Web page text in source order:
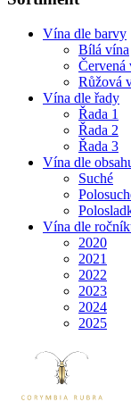
Vína dle barvy
Bílá vína
Červená
Růžová
Vína dle řady
Řada 1
Řada 2
Řada 3
Vína dle
Suché
Vína dle
2020
2021
2022
2023
2024
2025